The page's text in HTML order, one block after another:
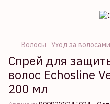
Волосы Уход за волосами
Спрей для
волос Echosline
200 мл